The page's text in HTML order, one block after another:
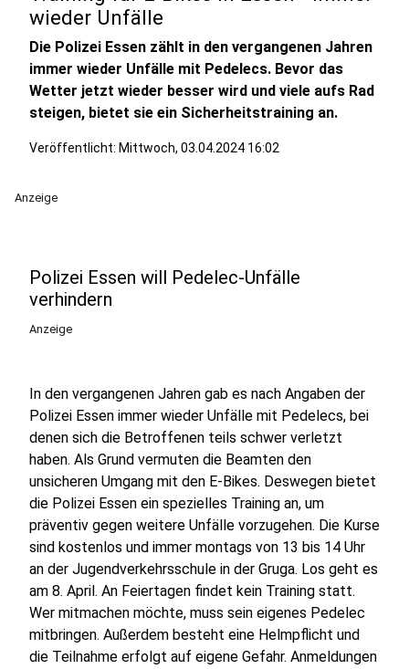
wieder Unfälle
Die Polizei Essen zählt in den vergangenen Jahren
immer wieder Unfälle mit Pedelecs. Bevor das
Wetter jetzt wieder besser wird und viele aufs Rad
steigen, bietet sie ein Sicherheitstraining an.
Veröffentlicht: Mittwoch, 03.04.2024 16:02
Anzeige
Polizei Essen will Pedelec-Unfälle
verhindern
Anzeige
In den vergangenen Jahren gab es nach Angaben der
Polizei Essen immer wieder Unfälle mit Pedelecs, bei
denen sich die Betroffenen teils schwer verletzt
haben. Als Grund vermuten die Beamten den
unsicheren Umgang mit den E-Bikes. Deswegen bietet
die Polizei Essen ein spezielles Training an, um
präventiv gegen weitere Unfälle vorzugehen. Die Kurse
sind kostenlos und immer montags von 13 bis 14 Uhr
an der Jugendverkehrsschule in der Gruga. Los geht es
am 8. April. An Feiertagen findet kein Training statt.
Wer mitmachen möchte, muss sein eigenes Pedelec
mitbringen. Außerdem besteht eine Helmpflicht und
die Teilnahme erfolgt auf eigene Gefahr. Anmeldungen